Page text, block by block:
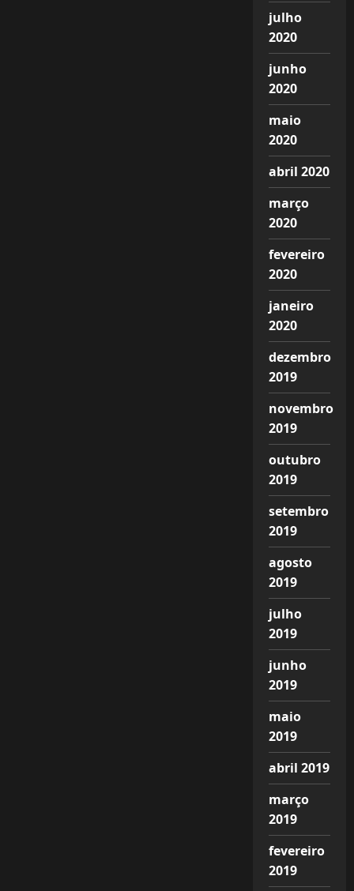
julho
2020
junho
2020
maio
2020
abril 2020
março
2020
fevereiro
2020
janeiro
2020
dezembro
2019
novembro
2019
outubro
2019
setembro
2019
agosto
2019
julho
2019
junho
2019
maio
2019
abril 2019
março
2019
fevereiro
2019